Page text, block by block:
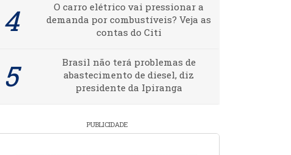
O carro elétrico vai pressionar a
demanda por combustíveis? Veja as
contas do Citi
Brasil não terá problemas de
abastecimento de diesel, diz
presidente da Ipiranga
PUBLICIDADE